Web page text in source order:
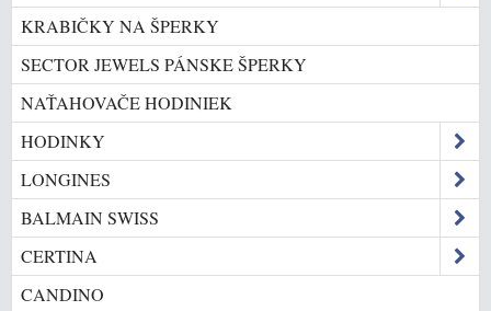
KRABIČKY NA ŠPERKY
SECTOR JEWELS PÁNSKE ŠPERKY
NAŤAHOVAČE HODINIEK
HODINKY
LONGINES
BALMAIN SWISS
CERTINA
CANDINO